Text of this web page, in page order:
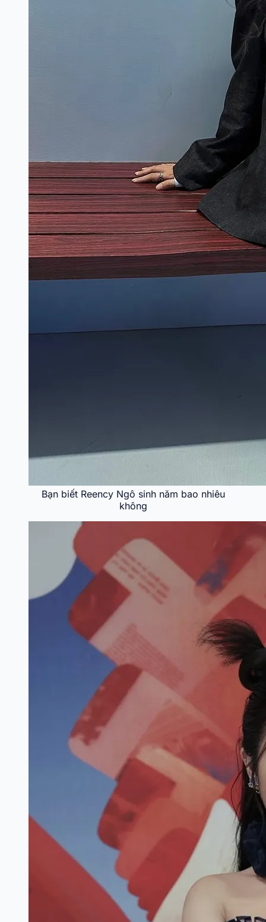
Bạn biết Reency Ngô sinh năm bao nhiêu
không